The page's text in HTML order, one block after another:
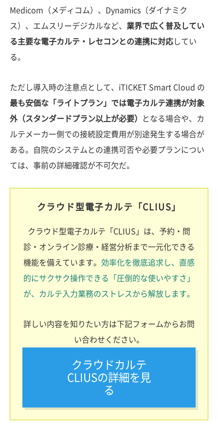
Medicom（メディコム）、Dynamics（ダイナミク
ス）、エムスリーデジカルなど、 業界で広く普及してい
る主要な電子カルテ・レセコンとの連携に対応してい
る。
ただし導入時の注意点として、iTICKET Smart Cloud の
最も安価な「ライトプラン」では電子カルテ連携が対象
外（スタンダードプラン以上が必要）
となる場合や、カ
ルテメーカー側での接続設定費用が別途発生する場合が
ある。自院のシステムとの連携可否や必要プランについ
ては、事前の詳細確認が不可欠だ。
クラウド型電子カルテ「CLIUS」
クラウド型電子カルテ「CLIUS」は、予約・問
診・オンライン診療・経営分析まで一元化できる
機能を備えています。 効率化を徹底追求し、直感
的にサクサク操作できる「圧倒的な使いやすさ」
が、カルテ入力業務のストレスから解放します。
詳しい内容を知りたい方は下記フォームからお問
い合わせください。
クラウドカルテ
CLIUSの詳細を見
る